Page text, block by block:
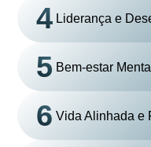
4 Liderança e
5 Bem-estar
6 Vida Alinhada e